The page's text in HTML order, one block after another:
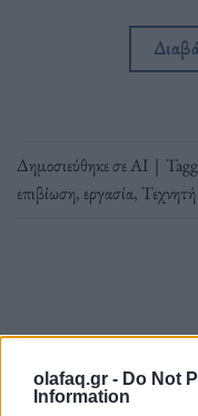
olafaq.gr - Do Not
Information
Δημοσιεύθηκε σεΑΙ |
επιβίωση, εργασία,
Για τους μαθητές στη